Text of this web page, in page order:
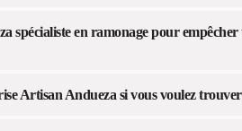
spécialiste en ramonage pour
Artisan Andueza si vous voulez